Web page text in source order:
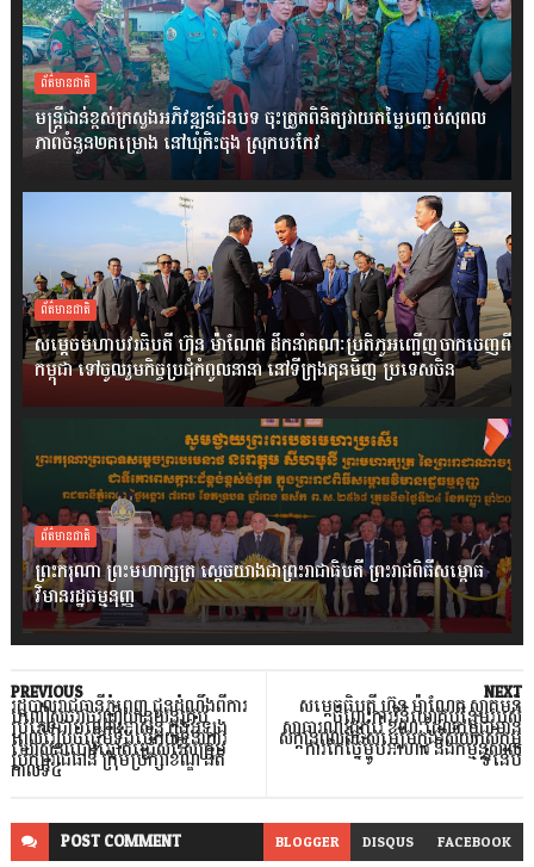
ព័ត៌មានជាតិ
មន្ត្រីជាន់ខ្ពស់ក្រសួងអភិវឌ្ឍន៍ជនបទ ចុះត្រួតពិនិត្យវាយតម្លៃបញ្ចប់សុពល
ភាពចំនួន២គម្រោង នៅឃុំកិះចុង ស្រុកបរកែវ
ព័ត៌មានជាតិ
សម្តេចមហាបវរធិបតី ហ៊ុន ម៉ាណែត ដឹកនាំគណៈប្រតិភូអញ្ជើញចាកចេញពី
កម្ពុជា ទៅចូលរួមកិច្ចប្រជុំកំពូលនានា នៅទីក្រុងគុនមិញ ប្រទេសចិន
ព័ត៌មានជាតិ
ព្រះករុណា ព្រះមហាក្សត្រ ស្តេចយាងជាព្រះរាជាធិបតី ព្រះរាជពិធីសម្ពោធ
វិមានរដ្ឋធម្មនុញ្ញ
NEXT
សម្តេចធិបតី ហ៊ុន ម៉ាណែត ស្វាគមន៍
ចំពោះការវិនិយោគបន្ថែមរបស់
សាធារណរដ្ឋកូរ៉េ ខណៈដែលកម្ពុជាមាន
សក្ដានុពលដ៏ធំសម្បើមក្នុងវិស័យកសិកម្ម
ការកែច្នៃម្ហូបអាហារ និងកម្មន្តសាល
ទំនើប
PREVIOUS
រដ្ឋបាលរាជធានីភ្នំពេញ ជូនដំណឹងពីការ
បញ្ចៀសចរាចរណ៍យានយន្តគ្រប់
ប្រភេទជាបណ្តោះអាសន្ន ក្នុងអំឡុង
ពេលរៀបចំធ្វើមីទ្ទីងបើកយុទ្ធនាការ
ឃោសនាបោះឆ្នោតជ្រើសរើសក្រុម
ប្រឹក្សារាជធានី ក្រុមប្រឹក្សាខណ្ឌ នីតិ
កាលទី៤
POSTCOMMENT BLOGGER DISQUS FACEBOOK